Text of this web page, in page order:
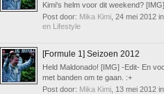
Kimi's helm voor dit weekend? [IMG]
Post door: Mika Kimi 24 mei 2012
en Lifestyle
[Formule 1] Seizoen 2012
Held Maldonado! [IMG] -Edit- En
met banden om te gaan. :+
Post door: Mika Kimi 13 mei 2012